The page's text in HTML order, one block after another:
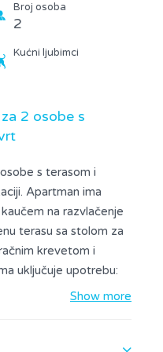
Broj osoba
2
Kućni ljubimci
2 osobe s
s terasom i
Apartman ima
na razvlačenje
terasu sa stolom za
krevetom i
uključuje upotrebu:
ručnika i privatnog
Kućni ljubimci su
Show more